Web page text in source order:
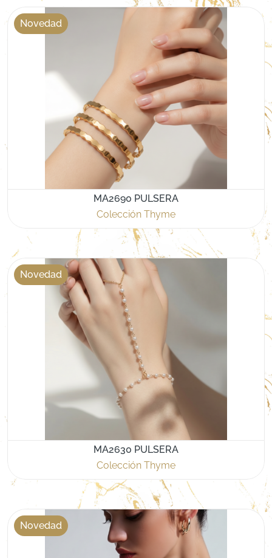
Novedad
MA2690 PULSERA
Colección Thyme
Novedad
MA2630 PULSERA
Colección Thyme
Novedad